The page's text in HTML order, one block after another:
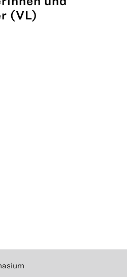
(VL)